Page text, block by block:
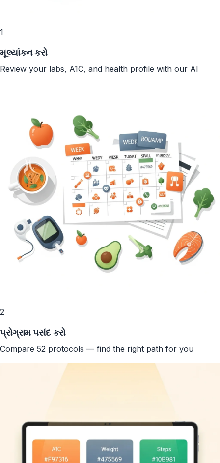
1
મૂલ્યાંકન કરો
Review your labs, A1C, and health profile with our AI
2
પ્રોગ્રામ પસંદ કરો
Compare 52 protocols — find the right path for you